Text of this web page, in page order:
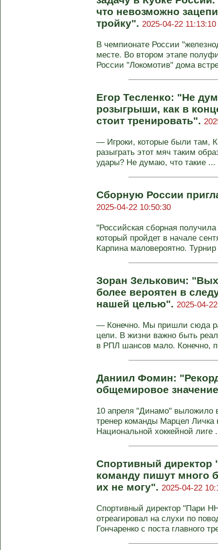
что невозможно
тройку". 2025-04-22 11:13:10
В чемпионате России
месте. Во втором этапе
России "Локомотив" дома
Егор Тесленко: "Не
розыгрыши, как в
стоит тренировать".
— Игроки, которые были там,
разыграть этот мяч таким
удары? Не думаю, что такие ...
Сборную России
2025-04-22 10:50:30
"Российская сборная
который пройдет в начале
Карпина маловероятно.
Зоран Зелькович:
более вероятен в
нашей целью". 2025-04-
— Конечно. Мы пришли сюда
цели. В жизни важно быть
в РПЛ шансов мало. Конечно,
Даниил Фомин:
общемировое
10 апреля "Динамо" выложило
тренер команды Марцел
Национальной хоккейной лиге
Спортивный
команду пишут много
их не могу". 2025-04-22
Спортивный директор "Пари
отреагировал на слухи по
Гончаренко с поста главного